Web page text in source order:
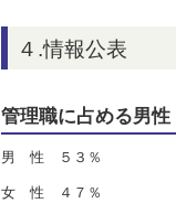
４.
管理職に占める男
男 性 ５３％
女 性 ４７％